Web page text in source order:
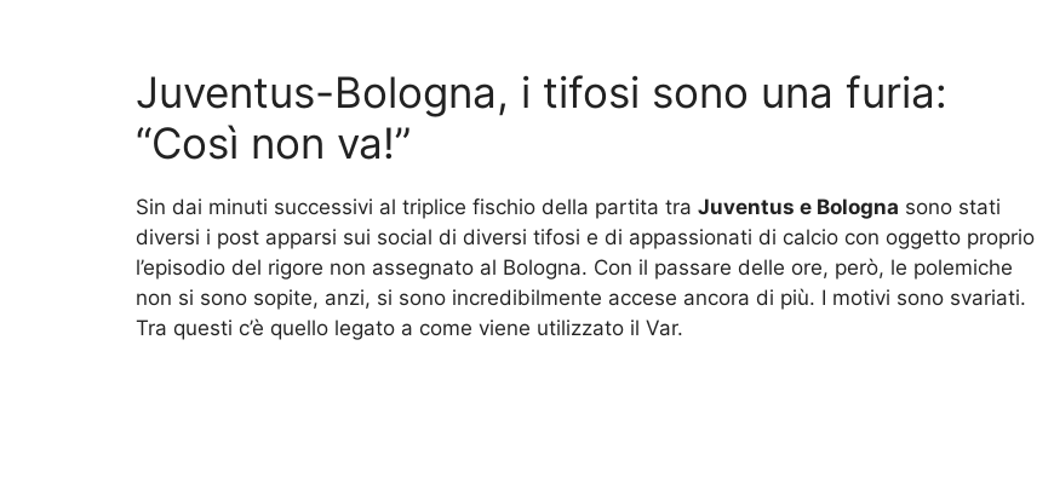
Juventus-Bologna, i tifosi sono una furia:
“Così non va!”
Sin dai minuti successivi al triplice fischio della partita tra Juventus e Bologna sono stati
diversi i post apparsi sui social di diversi tifosi e di appassionati di calcio con oggetto proprio
l’episodio del rigore non assegnato al Bologna. Con il passare delle ore, però, le polemiche
non si sono sopite, anzi, si sono incredibilmente accese ancora di più. I motivi sono svariati.
Tra questi c’è quello legato a come viene utilizzato il Var.